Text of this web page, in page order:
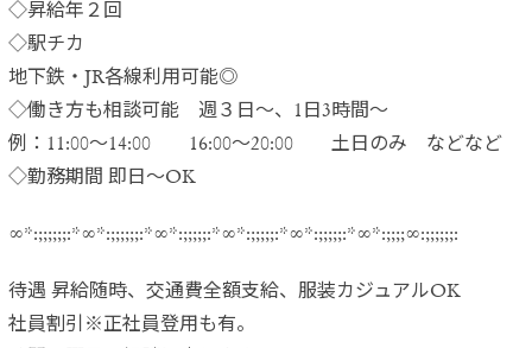
◇昇給年２回
◇駅チカ
地下鉄・JR各線利用可能◎
◇働き方も相談可能 週３日～、1日3時間～
例：11:00～14:00 16:00～20:00 土日のみ などなど
◇勤務期間 即日～OK
∞*:;;;;;;:*∞*:;;;;;;:*∞*:;;;;;:*∞*:;;;;;:*∞*:;;;;;:*∞*:;;;;∞:;;;;;;:
待遇 昇給随時、交通費全額支給、服装カジュアルOK
社員割引※正社員登用も有。